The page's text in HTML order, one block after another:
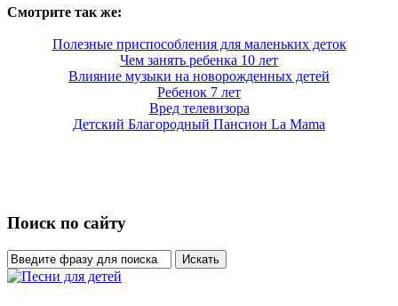
Смотрите так же:
Полезные приспособления для маленьких деток
Чем занять ребенка 10 лет
Влияние музыки на новорожденных детей
Ребенок 7 лет
Вред телевизора
Детский Благородный Пансион La Mama
Поиск по сайту